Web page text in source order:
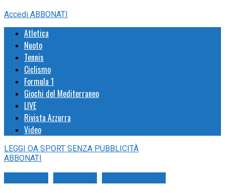
Accedi ABBONATI
Atletica
Nuoto
Tennis
Ciclismo
Formula 1
Giochi del Mediterraneo
LIVE
Rivista Azzurra
Video
LEGGI OA SPORT SENZA PUBBLICITÀ
ABBONATI